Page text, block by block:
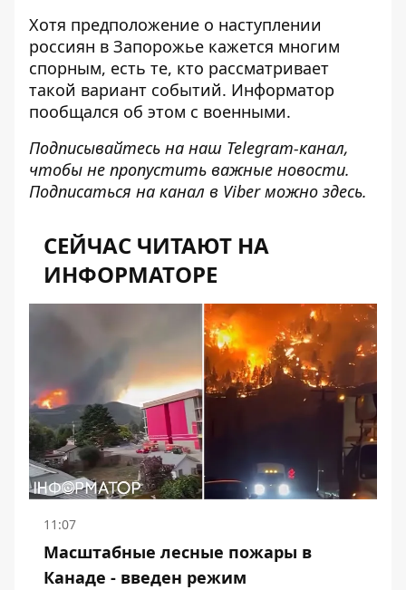
Хотя предположение о наступлении
россиян в Запорожье кажется многим
спорным, есть те, кто рассматривает
такой вариант событий. Информатор
пообщался об этом с военными.
Подписывайтесь на наш Telegram-канал,
чтобы не пропустить важные новости.
Подписаться на канал в Viber можно здесь.
СЕЙЧАС ЧИТАЮТ НА
ИНФОРМАТОРЕ
11:07
Масштабные лесные пожары в
Канаде - введен режим